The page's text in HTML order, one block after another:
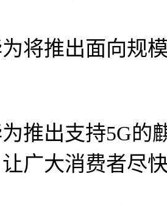
将推出面向规
推出支持5G的
广大消费者尽